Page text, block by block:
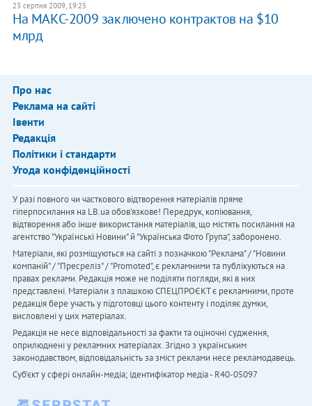
23 серпня 2009, 19:25
На МАКС-2009 заключено контрактов на $10
млрд
Про нас
Реклама на сайті
Івенти
Редакція
Політики і стандарти
Угода конфіденційності
У разі повного чи часткового відтворення матеріалів пряме
гіперпосилання на LB.ua обов'язкове! Передрук, копіювання,
відтворення або інше використання матеріалів, що містять посилання на
агентство "Українськi Новини" й "Українська Фото Група", заборонено.
Матеріали, які розміщуються на сайті з позначкою "Реклама" / "Новини
компаній" / "Пресреліз" / "Promoted", є рекламними та публікуються на
правах реклами. Редакція може не поділяти погляди, які в них
представлені. Матеріали з плашкою СПЕЦПРОЄКТ є рекламними, проте
редакція бере участь у підготовці цього контенту і поділяє думки,
висловлені у цих матеріалах.
Редакція не несе відповідальності за факти та оціночні судження,
оприлюднені у рекламних матеріалах. Згідно з українським
законодавством, відповідальність за зміст реклами несе рекламодавець.
Cуб'єкт у сфері онлайн-медіа; ідентифікатор медіа - R40-05097